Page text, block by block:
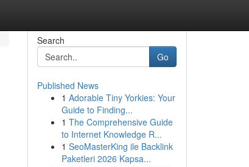
Search
Go
Published News
1 Adorable Tiny Yorkies: Your
Guide to Finding...
1 The Comprehensive Guide
to Internet Knowledge R...
1 SeoMasterKing ile Backlink
Paketleri 2026 Kapsa...